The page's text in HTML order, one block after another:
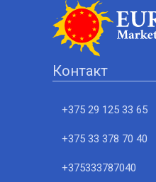
Контакт
+375 29 125 33 65
+375 33 378 70 40
+375333787040